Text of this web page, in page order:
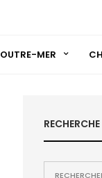
OUTRE-MER
RECHERCHE